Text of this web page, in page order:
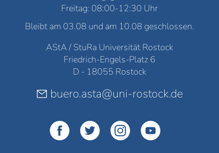
Freitag: 08:00-12:30 Uhr
Bleibt am 03.08 und am 10.08 geschlossen.
AStA / StuRa Universität Rostock
Friedrich-Engels-Platz 6
D - 18055 Rostock
buero.asta@uni-rostock.de